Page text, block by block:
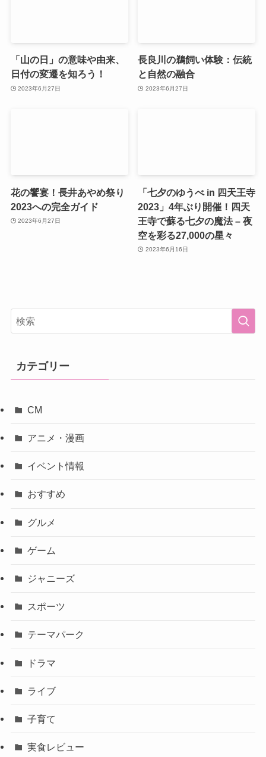
「山の日」の意味や由来、
日付の変遷を知ろう！
2023年6月27日
長良川の鵜飼い体験：伝統
と自然の融合
2023年6月27日
花の饗宴！長井あやめ祭り
2023への完全ガイド
2023年6月27日
「七夕のゆうべ in 四天王寺
2023」4年ぶり開催！四天
王寺で蘇る七夕の魔法 – 夜
空を彩る27,000の星々
2023年6月16日
カテゴリー
CM
アニメ・漫画
イベント情報
おすすめ
グルメ
ゲーム
ジャニーズ
スポーツ
テーマパーク
ドラマ
ライブ
子育て
実食レビュー